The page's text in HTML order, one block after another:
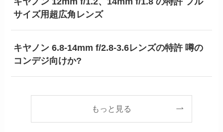
サイズ用超広角レンズ
キヤノン 6.8-14mm f/2.8-3.6レンズの特許 噂の
コンデジ向けか?
もっと見る